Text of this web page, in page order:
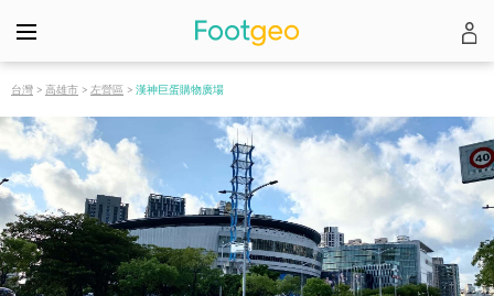
台灣 > 高雄市 > 左營區 > 漢神巨蛋購物廣場